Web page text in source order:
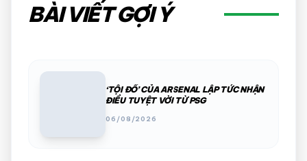
BÀI VIẾT GỢI Ý
‘TỘI ĐỒ’ CỦA ARSENAL LẬP TỨC NHẬN
ĐIỀU TUYỆT VỜI TỪ PSG
06/08/2026